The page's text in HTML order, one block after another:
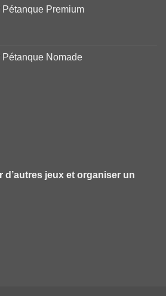
Pétanque Premium
Pétanque Nomade
d’autres jeux et organiser un